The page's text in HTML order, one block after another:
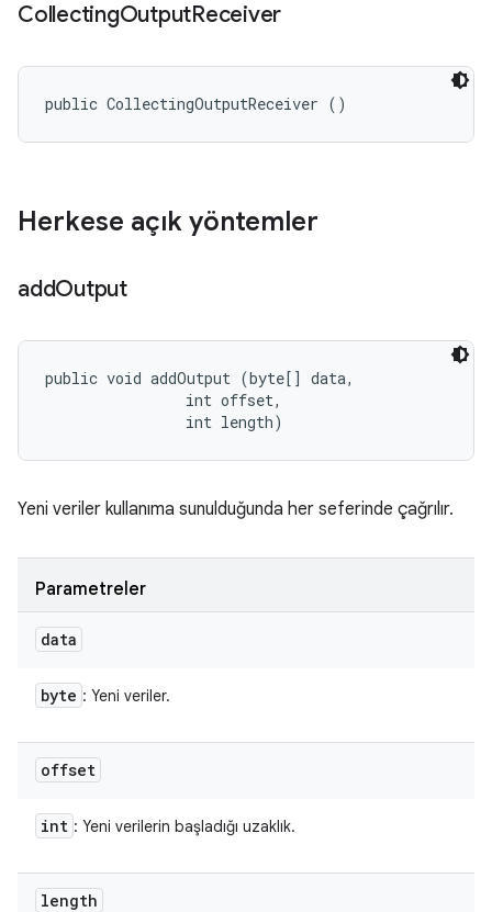
CollectingOutputReceiver
public CollectingOutputReceiver ()
Herkese açık yöntemler
addOutput
public void addOutput (byte[] data,
                int offset,
                int length)
Yeni veriler kullanıma sunulduğunda her seferinde çağrılır.
Parametreler
data
byte : Yeni veriler.
offset
int : Yeni verilerin başladığı uzaklık.
length